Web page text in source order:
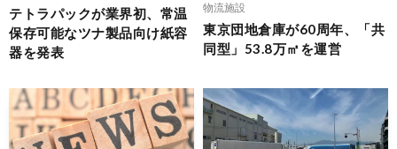
テトラパックが業界初、常温
保存可能なツナ製品向け紙容
器を発表
物流施設
東京団地倉庫が60周年、「共
同型」53.8万㎡を運営